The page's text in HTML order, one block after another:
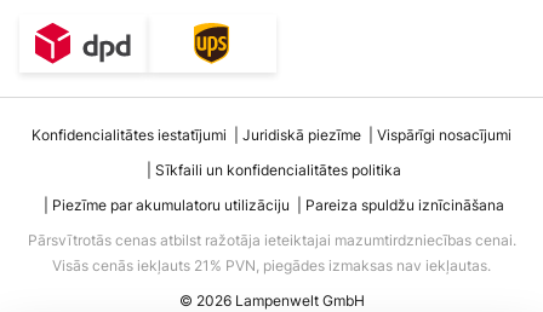
Konfidencialitātes iestatījumi Juridiskā piezīme
Vispārīgi nosacījumi
Sīkfaili un konfidencialitātes politika
Piezīme par akumulatoru utilizāciju
Pareiza spuldžu iznīcināšana
Pārsvītrotās cenas atbilst ražotāja ieteiktajai mazumtirdzniecības cenai.
Visās cenās iekļauts 21% PVN, piegādes izmaksas nav iekļautas.
© 2026 Lampenwelt GmbH